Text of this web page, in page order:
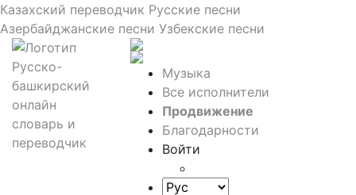
Казахский переводчик Русские песни
Азербайджанские песни Узбекские песни
Музыка
Все исполнители
Продвижение
Благодарности
Войти